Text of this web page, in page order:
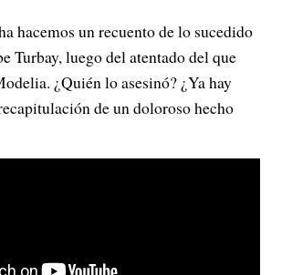
hacemos un recuento de lo sucedido
Turbay, luego del atentado del que
¿Quién lo asesinó? ¿Ya hay
de un doloroso hecho